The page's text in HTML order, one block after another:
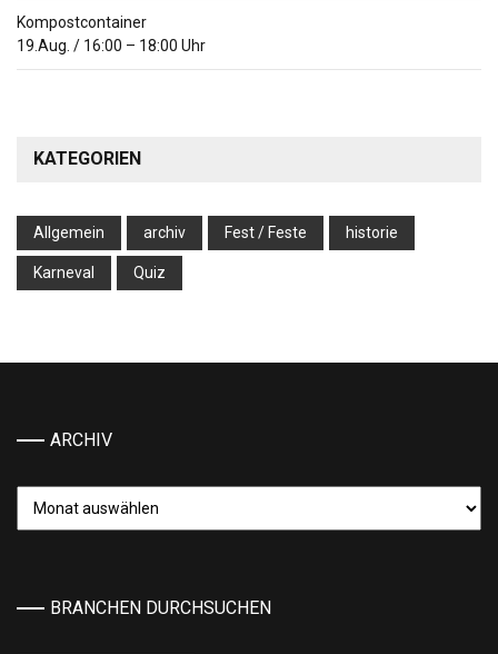
Kompostcontainer
19.Aug. / 16:00 – 18:00 Uhr
KATEGORIEN
Allgemein archiv Fest / Feste historie
Karneval Quiz
ARCHIV
BRANCHEN DURCHSUCHEN